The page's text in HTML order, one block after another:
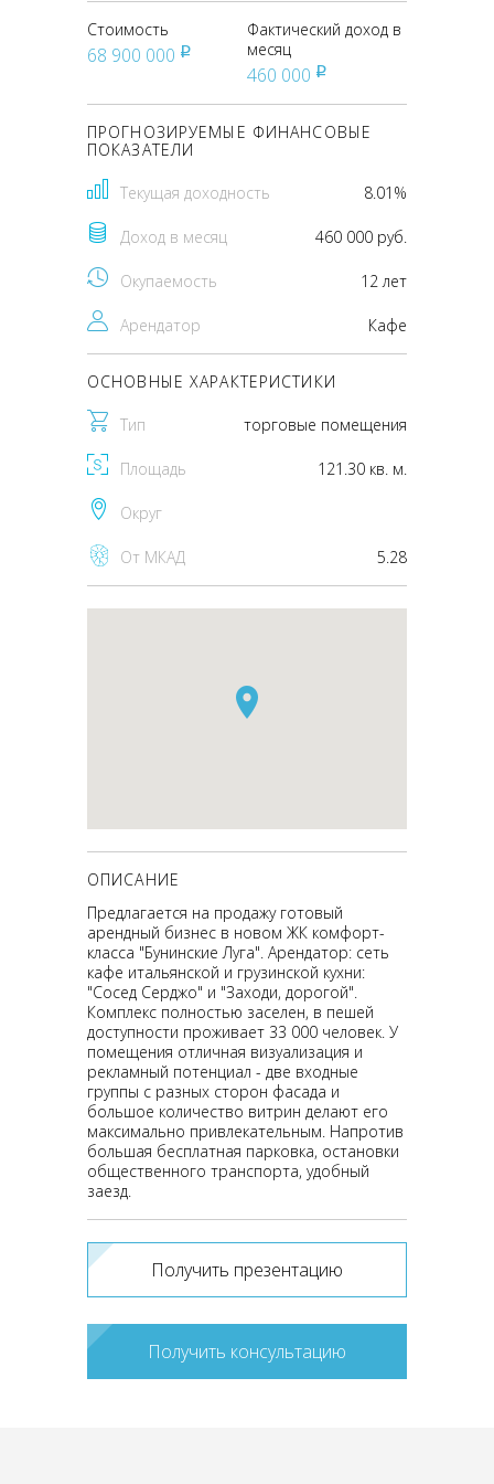
Стоимость
68 900 000 pуб
Фактический доход в
месяц
460 000 pуб
ПРОГНОЗИРУЕМЫЕ ФИНАНСОВЫЕ
ПОКАЗАТЕЛИ
Текущая доходность 8.01%
Доход в месяц 460 000 руб.
Окупаемость 12 лет
Арендатор Кафе
ОСНОВНЫЕ ХАРАКТЕРИСТИКИ
Тип торговые помещения
Площадь 121.30 кв. м.
Округ
От МКАД 5.28
ОПИСАНИЕ
Предлагается на продажу готовый
арендный бизнес в новом ЖК комфорт-
класса "Бунинские Луга". Арендатор: сеть
кафе итальянской и грузинской кухни:
"Сосед Серджо" и "Заходи, дорогой".
Комплекс полностью заселен, в пешей
доступности проживает 33 000 человек. У
помещения отличная визуализация и
рекламный потенциал - две входные
группы с разных сторон фасада и
большое количество витрин делают его
максимально привлекательным. Напротив
большая бесплатная парковка, остановки
общественного транспорта, удобный
заезд.
Получить презентацию
Получить консультацию